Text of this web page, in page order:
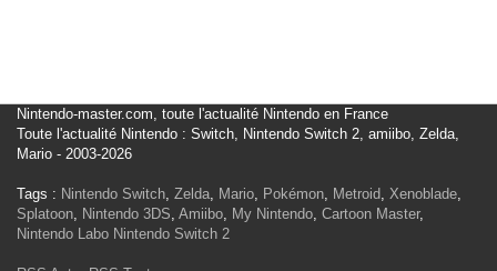
Nintendo-master.com, toute l'actualité Nintendo en France
Toute l'actualité Nintendo : Switch, Nintendo Switch 2, amiibo, Zelda,
Mario - 2003-2026
Tags : Nintendo Switch, Zelda, Mario, Pokémon, Metroid, Xenoblade,
Splatoon, Nintendo 3DS, Amiibo, My Nintendo, Cartoon Master,
Nintendo Labo Nintendo Switch 2